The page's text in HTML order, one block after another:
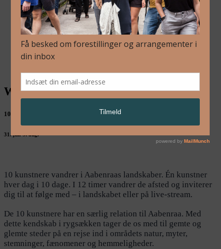
Arkiv
Nyhedsbrev
Kalender
Dansk
Walking Landscapes Aabenraa
10 vandringer, 10 kunstnere, 10 dage
31. juli-9. aug.
10 kunstnere vandrer i Aabenraas landskaber. Én kunstner
hver dag i 10 dage. I 12 timer vandrer de afsted og inviterer
dig til at følge med – i landskabet eller på live-stream.
De 10 kunstnere har en særlig relation til Aabenraa. Med
dette kendskab i rygsækken tager de os med til gemte og
glemte steder på en rejse ind i områdets natur, myter,
stemninger, fænomener og hemmeligheder.